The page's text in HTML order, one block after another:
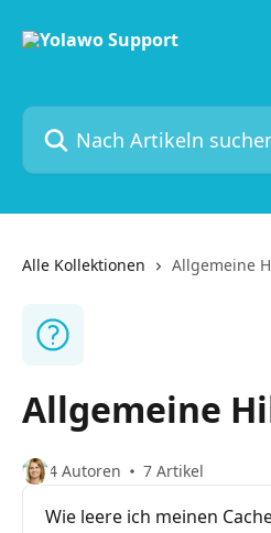
Nach Artikeln suchen …
Alle Kollektionen Allgemeine
Allgemeine
4 Autoren 7 Artikel
Wie leere ich meinen